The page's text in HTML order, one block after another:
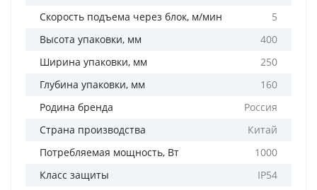
Скорость подъема через блок, м/мин
5
Высота упаковки, мм
400
Ширина упаковки, мм
250
Глубина упаковки, мм
160
Родина бренда
Россия
Страна производства
Китай
Потребляемая мощность, Вт
1000
Класс защиты
IP54